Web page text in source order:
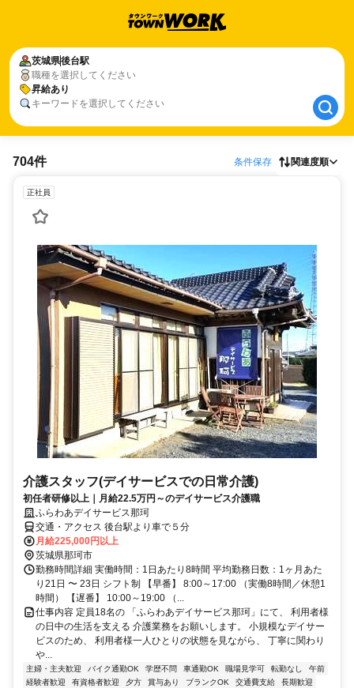
茨城県後台駅
職種を選択してください
昇給あり
キーワードを選択してください
茨城県後台駅
昇給あり
704件 条件保存 関連度順
正社員
介護スタッフ(デイサービスでの日常介護)
初任者研修以上｜月給22.5万円～のデイサービス介護職
ふらわあデイサービス那珂
交通・アクセス 後台駅より車で５分
月給225,000円以上
茨城県那珂市
勤務時間詳細 実働時間：1日あたり8時間 平均勤務日数：1ヶ月あた
り21日 〜 23日 シフト制 【早番】 8:00～17:00 （実働8時間／休憩1
時間） 【遅番】 10:00～19:00 （...
仕事内容 定員18名の 「ふらわあデイサービス那珂」にて、 利用者様
の日中の生活を支える 介護業務をお願いします。 小規模なデイサー
ビスのため、 利用者様一人ひとりの状態を見ながら、 丁寧に関わり
や...
主婦・主夫歓迎 バイク通勤OK 学歴不問 車通勤OK 職場見学可 転勤なし
午前
経験者歓迎
有資格者歓迎 夕方 賞与あり ブランクOK 交通費支給
長期歓迎